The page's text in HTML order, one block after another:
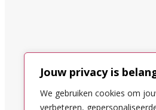
Jouw privacy is
We gebruiken cookies om
verbeteren,